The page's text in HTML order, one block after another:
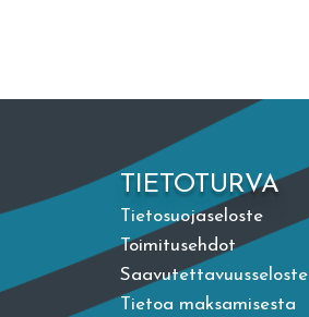
TIETOTURVA
Tietosuojaseloste
Toimitusehdot
Saavutettavuusseloste
Tietoa maksamisesta